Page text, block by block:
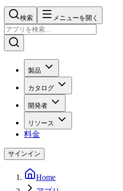
検索 メニューを開く
製品
カタログ
開発者
リソース
料金
サインイン
Home